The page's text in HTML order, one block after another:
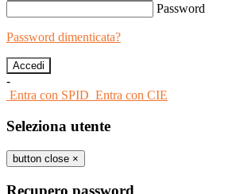
Password
Password dimenticata?
-
Entra con SPID Entra con CIE
Seleziona utente
button close ×
Recupero password